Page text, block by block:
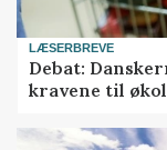
LÆSERBREVE
Debat:
kravene til